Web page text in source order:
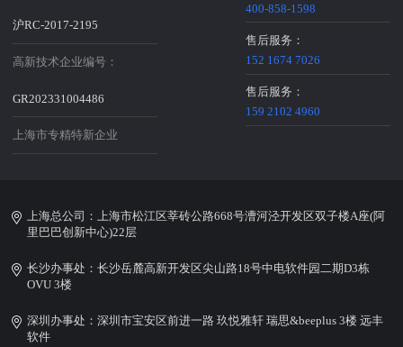
沪RC-2017-2195
高新技术企业编号：
GR202331004486
上海市专精特新企业
400-858-1598
售后服务：
152 1674 7026
售后服务：
159 2102 4960
上海总公司：上海市松江区莘砖公路668号漕河泾开发区双子楼A座(阿
里巴巴创新中心)22层
长沙办事处：长沙岳麓高新开发区尖山路18号中电软件园二期D3栋
OVU 3楼
深圳办事处：深圳市宝安区前进一路 玖悦雅轩 瑞思&beeplus 3楼 远丰
软件